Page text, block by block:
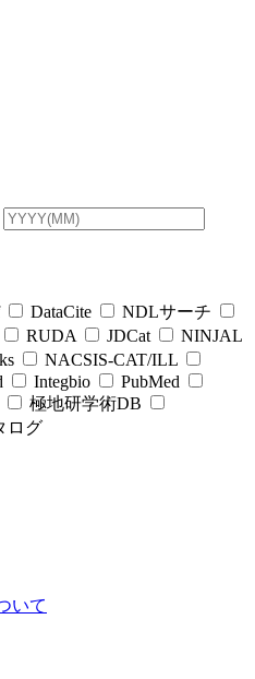
DataCite
NDLサーチ
RUDA JDCat
NINJAL
NACSIS-CAT/ILL
Integbio
PubMed
極地研学術DB
ログ
いて